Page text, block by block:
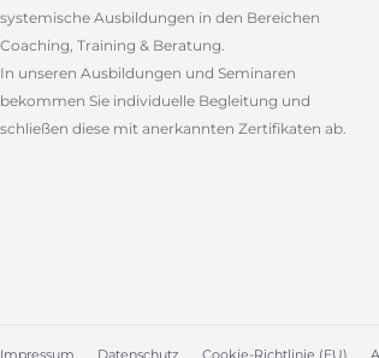
systemische Ausbildungen in den Bereichen
Coaching, Training & Beratung.
In unseren Ausbildungen und Seminaren
bekommen Sie individuelle Begleitung und
schließen diese mit anerkannten Zertifikaten ab.
Impressum Datenschutz Cookie-Richtlinie (EU)